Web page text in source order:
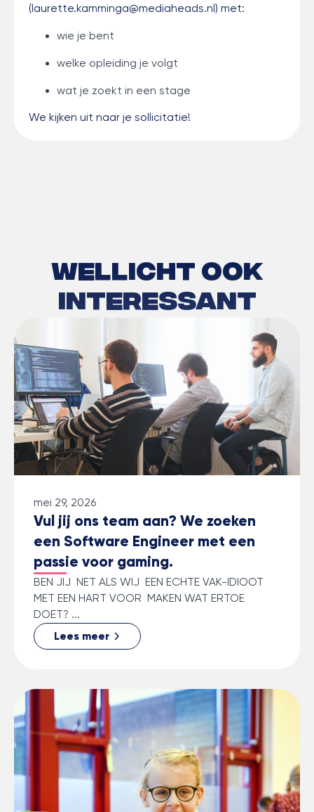
(laurette.kamminga@mediaheads.nl) met:
wie je bent
welke opleiding je volgt
wat je zoekt in een stage
We kijken uit naar je sollicitatie!
Wellicht ook
interessant
mei 29, 2026
Vul jij ons team aan? We zoeken
een Software Engineer met een
passie voor gaming.
BEN JIJ NET ALS WIJ EEN ECHTE VAK-IDIOOT
MET EEN HART VOOR MAKEN WAT ERTOE
DOET? ...
Lees meer